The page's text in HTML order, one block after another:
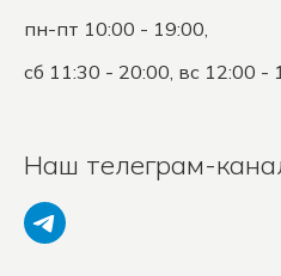
пн-пт 10:00 - 19:00,
сб 11:30 - 20:00, вс 12:00 -
Наш телеграм-